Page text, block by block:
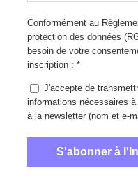
Conformément au
protection des données
besoin de votre
inscription : *
J'accepte de
informations nécessaires
à la newsletter (nom et e-